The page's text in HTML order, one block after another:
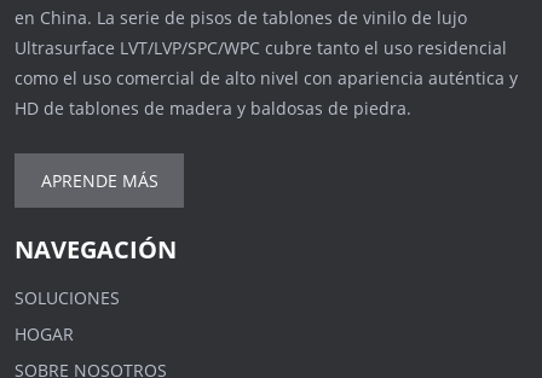
en China. La serie de pisos de tablones de vinilo de lujo
Ultrasurface LVT/LVP/SPC/WPC cubre tanto el uso residencial
como el uso comercial de alto nivel con apariencia auténtica y
HD de tablones de madera y baldosas de piedra.
APRENDE MÁS
NAVEGACIÓN
SOLUCIONES
HOGAR
SOBRE NOSOTROS